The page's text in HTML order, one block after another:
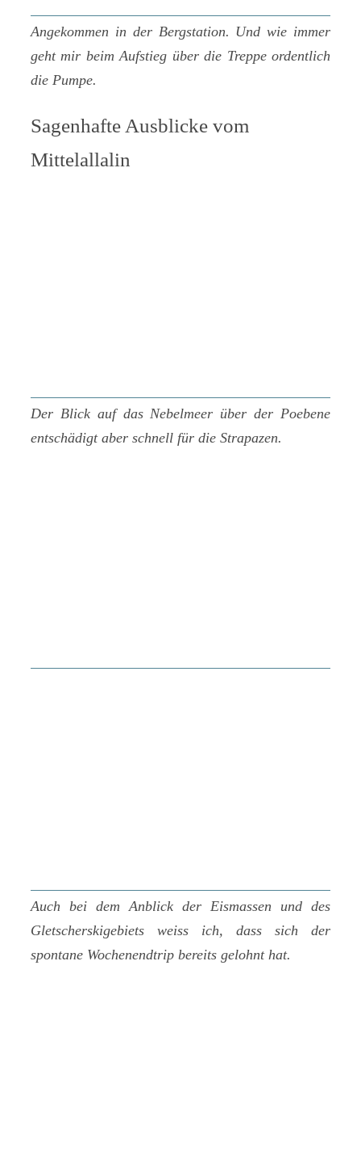
Angekommen in der Bergstation. Und wie immer
geht mir beim Aufstieg über die Treppe ordentlich
die Pumpe.
Sagenhafte Ausblicke vom
Mittelallalin
Der Blick auf das Nebelmeer über der Poebene
entschädigt aber schnell für die Strapazen.
Auch bei dem Anblick der Eismassen und des
Gletscherskigebiets weiss ich, dass sich der
spontane Wochenendtrip bereits gelohnt hat.